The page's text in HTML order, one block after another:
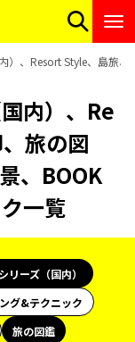
）、Resort Style、島旅
内）、Re
旅の図
、BOOK
一覧
リーズ（国内）
グ&テクニック
旅の図鑑